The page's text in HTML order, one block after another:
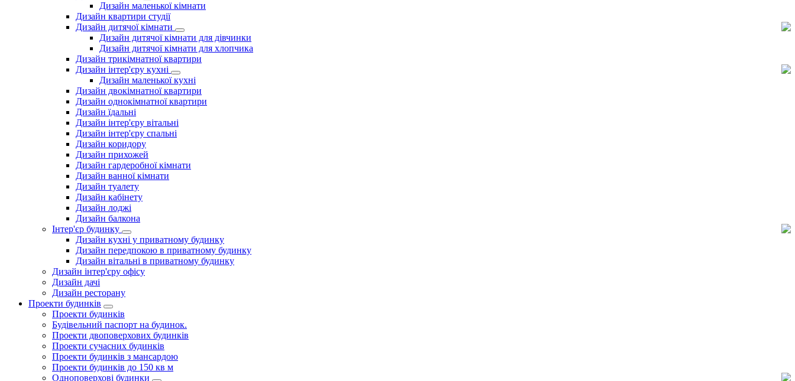
Дизайн маленької кімнати
Дизайн квартири студії
Дизайн дитячої кімнати
Дизайн дитячої кімнати для дівчинки
Дизайн дитячої кімнати для хлопчика
Дизайн трикімнатної квартири
Дизайн інтер'єру кухні
Дизайн маленької кухні
Дизайн двокімнатної квартири
Дизайн однокімнатної квартири
Дизайн їдальні
Дизайн інтер'єру вітальні
Дизайн інтер'єру спальні
Дизайн коридору
Дизайн прихожей
Дизайн гардеробної кімнати
Дизайн ванної кімнати
Дизайн туалету
Дизайн кабінету
Дизайн лоджі
Дизайн балкона
Інтер'єр будинку
Дизайн кухні у приватному будинку
Дизайн передпокою в приватному будинку
Дизайн вітальні в приватному будинку
Дизайн інтер'єру офісу
Дизайн дачі
Дизайн ресторану
Проекти будинків
Проекти будинків
Будівельний паспорт на будинок.
Проекти двоповерхових будинків
Проекти сучасних будинків
Проекти будинків з мансардою
Проекти будинків до 150 кв м
Одноповерхові будинки